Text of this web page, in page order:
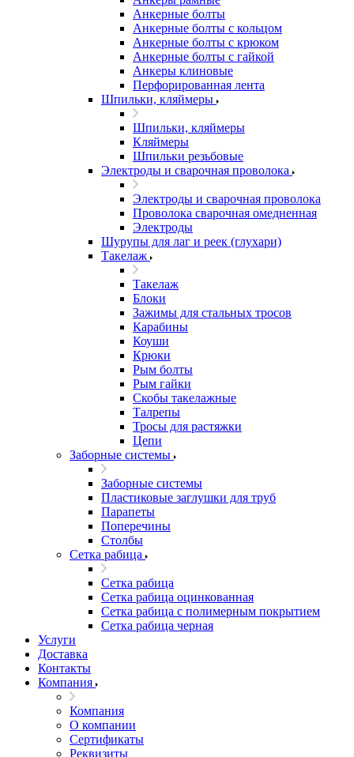
Анкерные болты
Анкерные болты с кольцом
Анкерные болты с крюком
Анкерные болты с гайкой
Анкеры клиновые
Перфорированная лента
Шпильки, кляймеры
Шпильки, кляймеры
Кляймеры
Шпильки резьбовые
Электроды и сварочная проволока
Электроды и сварочная проволока
Проволока сварочная омедненная
Электроды
Шурупы для лаг и реек (глухари)
Такелаж
Такелаж
Блоки
Зажимы для стальных тросов
Карабины
Коуши
Крюки
Рым болты
Рым гайки
Скобы такелажные
Талрепы
Тросы для растяжки
Цепи
Заборные системы
Заборные системы
Пластиковые заглушки для труб
Парапеты
Поперечины
Столбы
Сетка рабица
Сетка рабица
Сетка рабица оцинкованная
Сетка рабица с полимерным покрытием
Сетка рабица черная
Услуги
Доставка
Контакты
Компания
Компания
О компании
Сертификаты
Реквизиты